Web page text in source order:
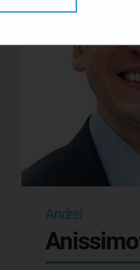
Andrei